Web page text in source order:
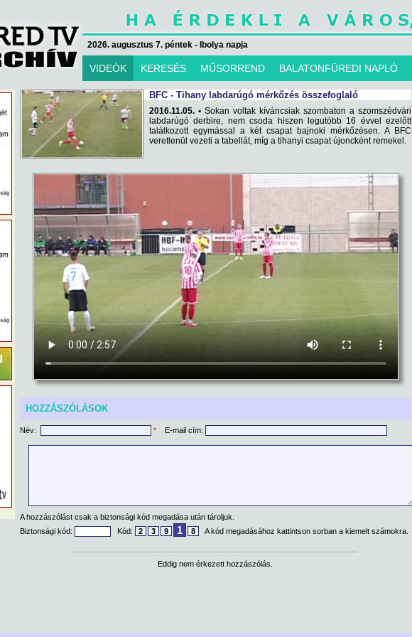
2026. augusztus 7. péntek - Ibolya napja
VIDEÓK KERESÉS MŰSORREND BALATONFÜREDI NAPLÓ
BFC - Tihany labdarúgó mérkőzés összefoglaló
2016.11.05. • Sokan voltak kíváncsiak szombaton a szomszédvári
labdarúgó derbire, nem csoda hiszen legutóbb 16 évvel ezelőtt
találkozott egymással a két csapat bajnoki mérkőzésen. A BFC
veretlenül vezeti a tabellát, míg a tihanyi csapat újoncként remekel.
HOZZÁSZÓLÁSOK
Név: * E-mail cím:
A hozzászólást csak a biztonsági kód megadása után tároljuk.
Biztonsági kód:
Kód: 2 3 9 1 8 A kód megadásához kattintson sorban a kiemelt számokra.
Eddig nem érkezett hozzászólás.